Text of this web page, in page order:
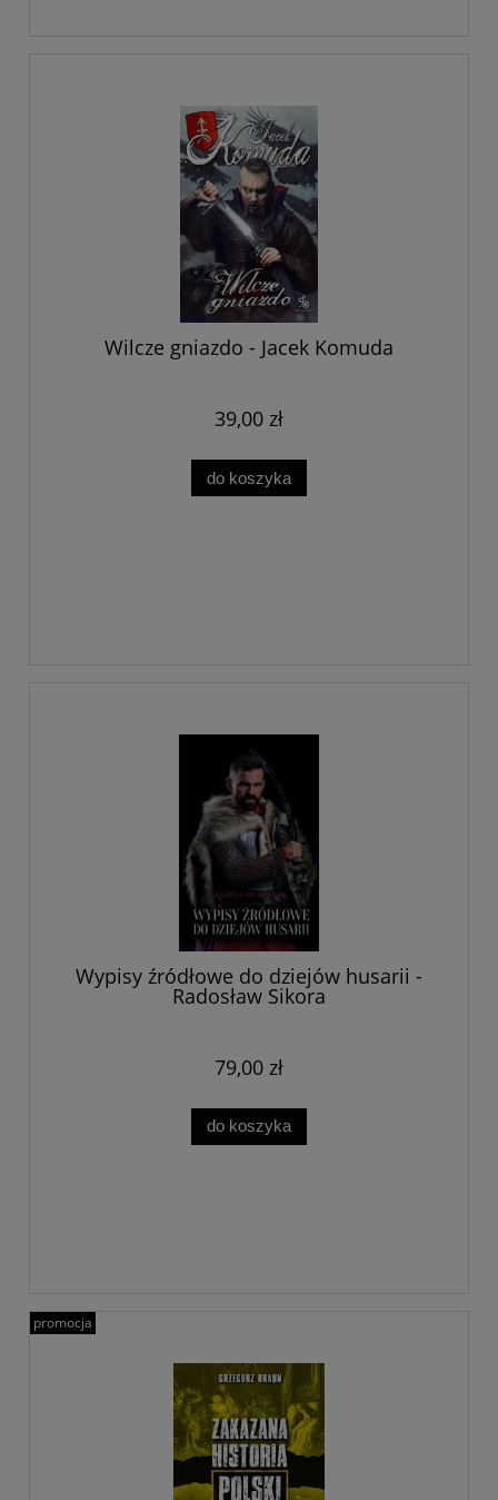
Wilcze gniazdo - Jacek Komuda
39,00 zł
do koszyka
Wypisy źródłowe do dziejów husarii -
Radosław Sikora
79,00 zł
do koszyka
promocja